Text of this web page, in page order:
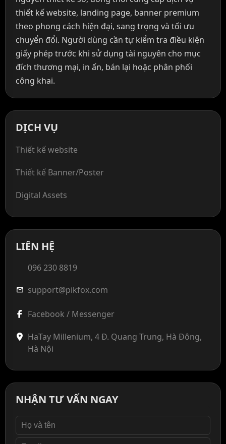
thiết kế website, landing page, banner premium
theo phong cách hiện đại, sang trọng và tối ưu
chuyển đổi. Người dùng cần tự kiểm tra điều kiện
giấy phép trước khi sử dụng tài nguyên cho mục
đích thương mại, in ấn, bán lại hoặc phân phối
công khai.
DỊCH VỤ
Thiết kế website
Thiết kế Banner/Poster
Digital Assets
LIÊN HỆ
096 230 8819
mail support@pikfox.com
Facebook / Messenger
HaTay Millenium, 4 Đ. Quang Trung, Hà Đông,
Hà Nội
NHẬN TƯ VẤN NGAY